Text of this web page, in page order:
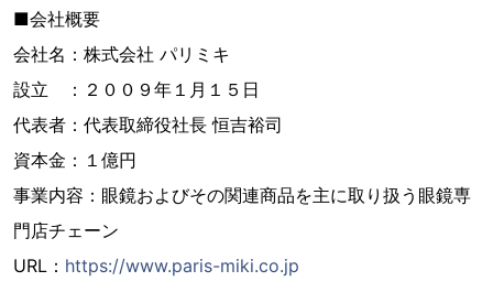
■会社概要
会社名：株式会社 パリミキ
設立 ：２００９年１月１５日
代表者：代表取締役社長 恒吉裕司
資本金：１億円
事業内容：眼鏡およびその関連商品を主に取り扱う眼鏡専
門店チェーン
URL： https://www.paris-miki.co.jp